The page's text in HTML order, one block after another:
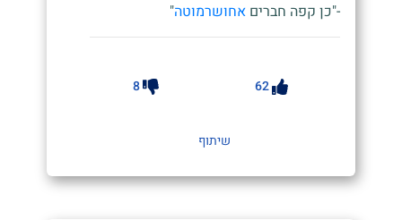
-"כן קפה חבריםאחושרמוטה"
62
8
שיתוף